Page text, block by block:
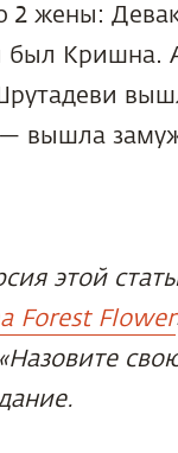
2 жены:
Кришна.
вышла
этой
Forest Flower